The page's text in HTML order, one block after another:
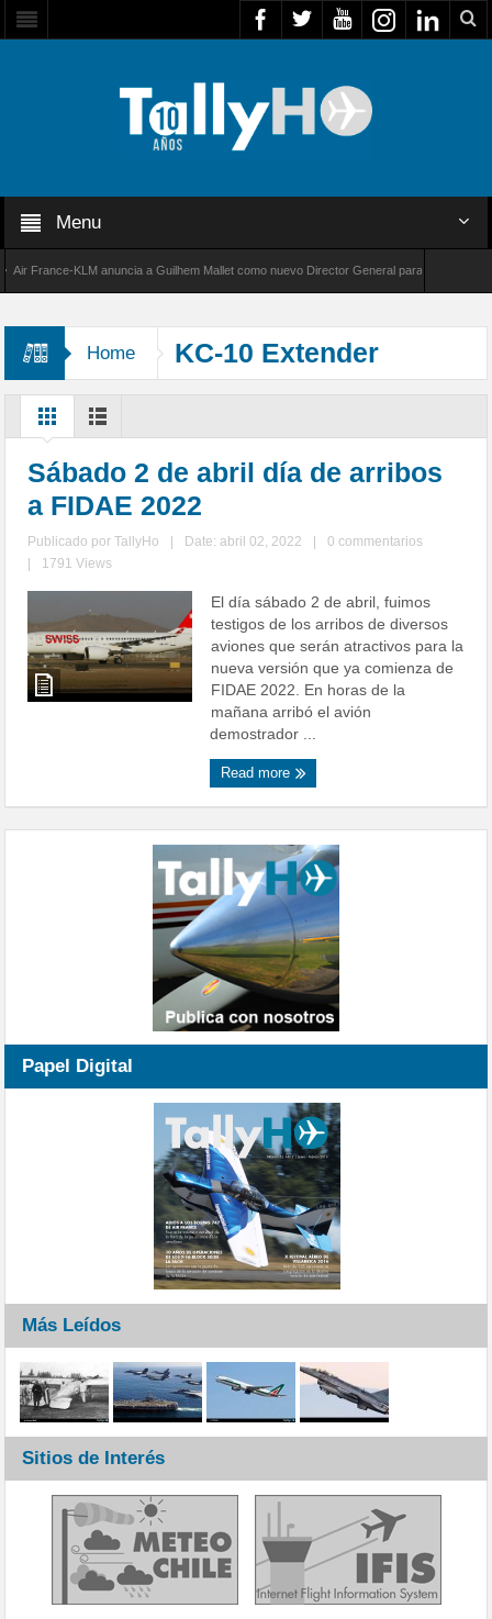
Menu
France-KLM anuncia a Guilhem Mallet como nuevo Director General para América Latina
Home KC-10 Extender
Sábado 2 de abril día de arribos
a FIDAE 2022
Publicado porTallyHo Date: abril 02, 2022
0 commentarios
1791 Views
El día sábado 2 de abril, fuimos
testigos de los arribos de diversos
aviones que serán atractivos para la
nueva versión que ya comienza de
FIDAE 2022. En horas de la
mañana arribó el avión
demostrador ...
Read more
Papel Digital
Más Leídos
Sitios de Interés